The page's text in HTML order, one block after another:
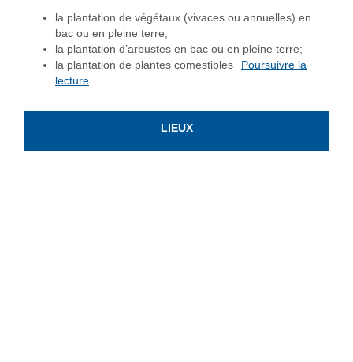
la plantation de végétaux (vivaces ou annuelles) en
bac ou en pleine terre;
la plantation d’arbustes en bac ou en pleine terre;
la plantation de plantes comestibles
Poursuivre la
lecture
LIEUX